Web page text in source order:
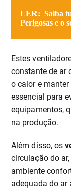
LER: Saiba
Perigosas e o
Estes
constante de ar
o calor e
essencial para
equipamentos,
na produção.
Além disso, os
circulação do
ambiente
adequada do ar